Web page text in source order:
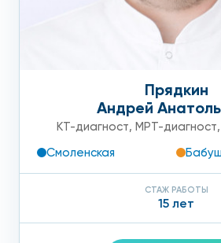
Прядкин
Андрей
КТ-диагност, МРТ-диагност,
Смоленская
СТАЖ РАБОТЫ
15 лет